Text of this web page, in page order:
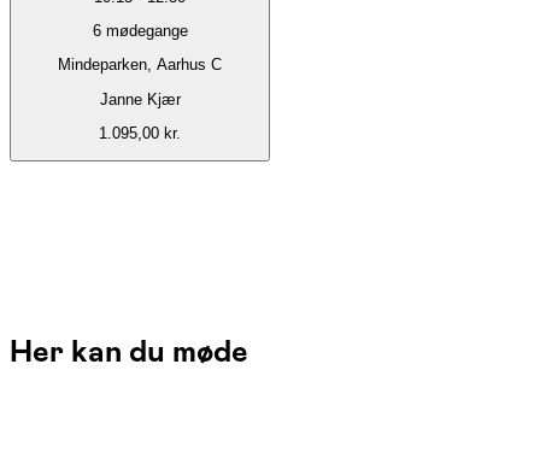
6 mødegange
Mindeparken, Aarhus C
Janne Kjær
1.095,00 kr.
Her kan du møde